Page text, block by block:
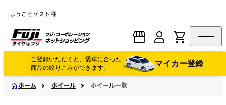
ようこそ ゲスト 様
ご登録いただくと、愛車に合った
商品の絞りこみができます。
マイカー登録
ホーム ホイール ホイール一覧